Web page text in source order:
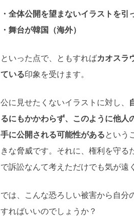
・全体公開を望まないイラストを
・舞台が韓国（海外）
といった点で、ともすればカオスラ
ている印象を受けます。
公に見せたくないイラストに対し、
るにもかかわらず、このように他人
手に公開される可能性があるという
きな脅威です。それに、権利を守る
で訴訟なんて考えただけでも気が遠
では、こんな恐ろしい被害から自分
すればいいのでしょうか？